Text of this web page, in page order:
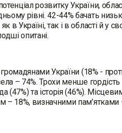
розвитку України,
рівні. 42-44% бачать
в Україні, так і в області й у
опитані.
громадянами України (18% -
– 74%. Трохи менше
(47%) та історія (46%).
18%, визначними пам’ятками